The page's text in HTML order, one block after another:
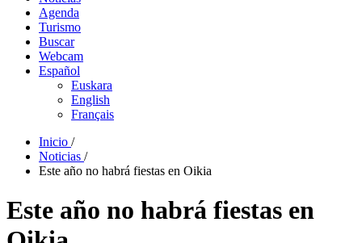
Agenda
Turismo
Buscar
Webcam
Español
Euskara
English
Français
Inicio /
Noticias /
Este año no habrá fiestas en Oikia
Este año no habrá fiestas en